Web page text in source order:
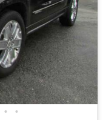
• •